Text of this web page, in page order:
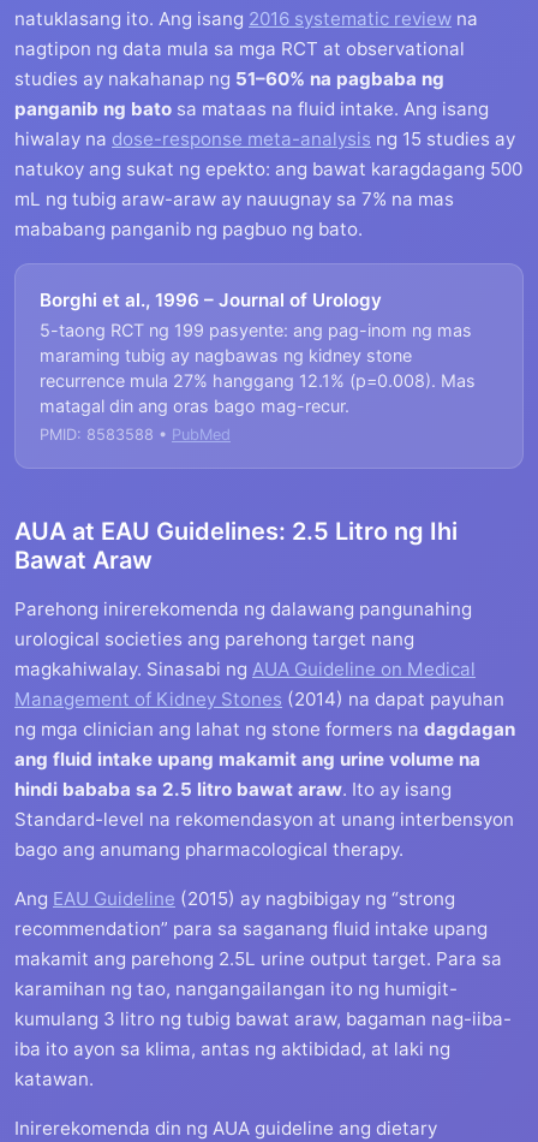
natuklasang ito. Ang isang 2016 systematic review na
nagtipon ng data mula sa mga RCT at observational
studies ay nakahanap ng 51–60% na pagbaba ng
panganib ng bato sa mataas na fluid intake. Ang isang
hiwalay na dose-response meta-analysis ng 15 studies ay
natukoy ang sukat ng epekto: ang bawat karagdagang 500
mL ng tubig araw-araw ay nauugnay sa 7% na mas
mababang panganib ng pagbuo ng bato.
Borghi et al., 1996 – Journal of Urology
5-taong RCT ng 199 pasyente: ang pag-inom ng mas
maraming tubig ay nagbawas ng kidney stone
recurrence mula 27% hanggang 12.1% (p=0.008). Mas
matagal din ang oras bago mag-recur.
PMID: 8583588 • PubMed
AUA at EAU Guidelines: 2.5 Litro ng Ihi
Bawat Araw
Parehong inirerekomenda ng dalawang pangunahing
urological societies ang parehong target nang
magkahiwalay. Sinasabi ng AUA Guideline on Medical
Management of Kidney Stones (2014) na dapat payuhan
ng mga clinician ang lahat ng stone formers na dagdagan
ang fluid intake upang makamit ang urine volume na
hindi bababa sa 2.5 litro bawat araw. Ito ay isang
Standard-level na rekomendasyon at unang interbensyon
bago ang anumang pharmacological therapy.
Ang EAU Guideline (2015) ay nagbibigay ng “strong
recommendation” para sa saganang fluid intake upang
makamit ang parehong 2.5L urine output target. Para sa
karamihan ng tao, nangangailangan ito ng humigit-
kumulang 3 litro ng tubig bawat araw, bagaman nag-iiba-
iba ito ayon sa klima, antas ng aktibidad, at laki ng
katawan.
Inirerekomenda din ng AUA guideline ang dietary